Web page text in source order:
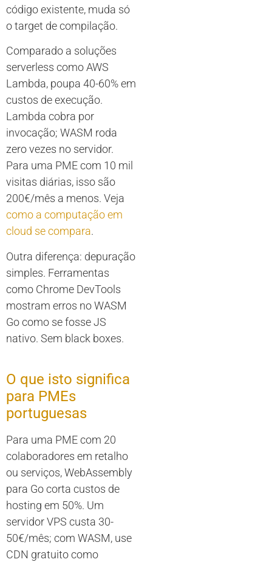
código existente, muda só
o target de compilação.
Comparado a soluções
serverless como AWS
Lambda, poupa 40-60% em
custos de execução.
Lambda cobra por
invocação; WASM roda
zero vezes no servidor.
Para uma PME com 10 mil
visitas diárias, isso são
200€/mês a menos. Veja
como a computação em
cloud se compara.
Outra diferença: depuração
simples. Ferramentas
como Chrome DevTools
mostram erros no WASM
Go como se fosse JS
nativo. Sem black boxes.
O que isto significa
para PMEs
portuguesas
Para uma PME com 20
colaboradores em retalho
ou serviços, WebAssembly
para Go corta custos de
hosting em 50%. Um
servidor VPS custa 30-
50€/mês; com WASM, use
CDN gratuito como